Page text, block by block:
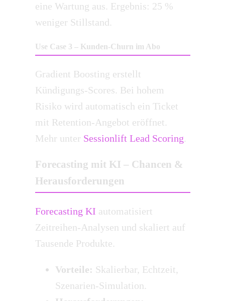
eine Wartung aus. Ergebnis: 25 %
weniger Stillstand.
Use Case 3 – Kunden-Churn im Abo
Gradient Boosting erstellt
Kündigungs-Scores. Bei hohem
Risiko wird automatisch ein Ticket
mit Retention-Angebot eröffnet.
Mehr unter Sessionlift Lead Scoring.
Forecasting mit KI – Chancen &
Herausforderungen
Forecasting KI automatisiert
Zeitreihen-Analysen und skaliert auf
Tausende Produkte.
Vorteile: Skalierbar, Echtzeit,
Szenarien-Simulation.